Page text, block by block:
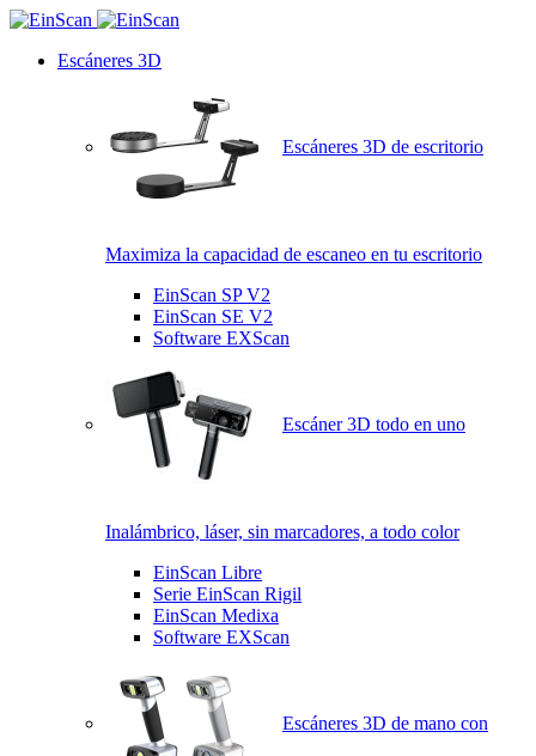
Escáneres 3D
Escáneres 3D de escritorio
Maximiza la capacidad de escaneo en tu escritorio
EinScan SP V2
EinScan SE V2
Software EXScan
Escáner 3D todo en uno
Inalámbrico, láser, sin marcadores, a todo color
EinScan Libre
Serie EinScan Rigil
EinScan Medixa
Software EXScan
Escáneres 3D de mano con